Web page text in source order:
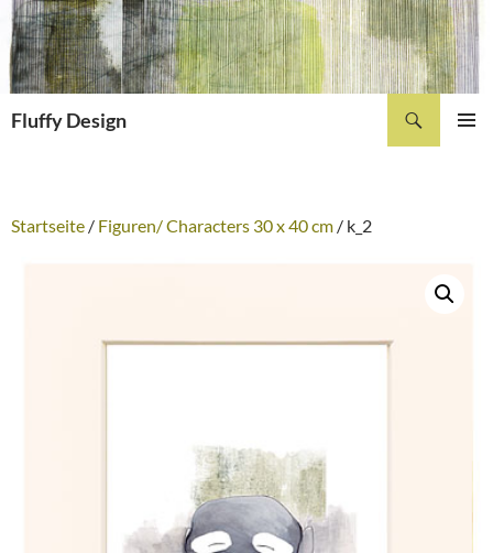
Zum
Inhalt
springen
Fluffy Design
Startseite / Figuren/ Characters 30 x 40 cm / k_2